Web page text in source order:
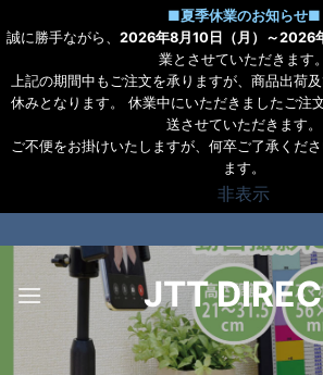
■夏季休業のお知らせ■
誠に勝手ながら、 2026年8月10日（月）～2026
業とさせていただきます。
上記の期間中もご注文を承りますが、商品出荷
休みとなります。 休業中にいただきましたご注
送させていただきます。
ご不便をお掛けいたしますが、何卒ご了承くだ
ます。
非表示
to
content
JTT